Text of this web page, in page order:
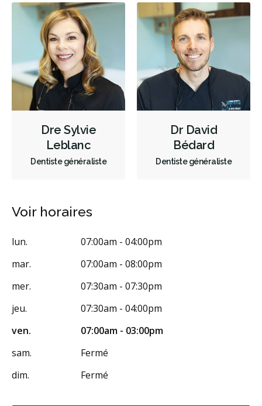
Dre Sylvie
Leblanc
Dentiste généraliste
Dr David
Bédard
Dentiste généraliste
Voir horaires
lun.
07:00am - 04:00pm
mar.
07:00am - 08:00pm
mer.
07:30am - 07:30pm
jeu.
07:30am - 04:00pm
ven.
07:00am - 03:00pm
sam.
Fermé
dim.
Fermé